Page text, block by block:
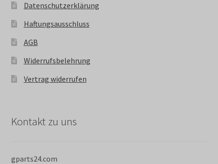
Datenschutzerklärung
Haftungsausschluss
AGB
Widerrufsbelehrung
Vertrag widerrufen
Kontakt zu uns
gparts24.com